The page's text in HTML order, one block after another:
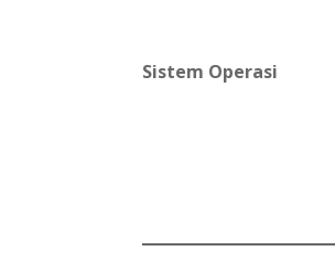
Sistem Operasi